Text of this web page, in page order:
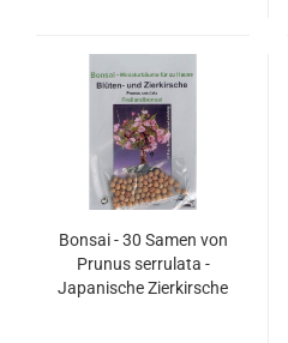
Bonsai - 30 Samen von
Prunus serrulata -
Japanische Zierkirsche